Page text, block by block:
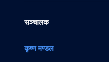
सञ्चालक
कृष्ण मण्डल